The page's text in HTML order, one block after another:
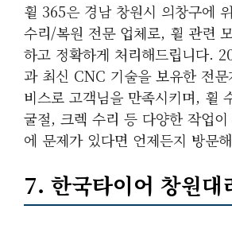
휠 365은 경남 창원시 의창구에
수리/복원 전문 업체로, 휠 관련
하고 정확하게 처리해드립니다.
과 최신 CNC 기술을 보유한 전문
비스로 고객님을 만족시키며, 휠
굴절, 크렉 수리 등 다양한 작업
에 문제가 있다면 언제든지 방문
7. 한국타이어 창원대